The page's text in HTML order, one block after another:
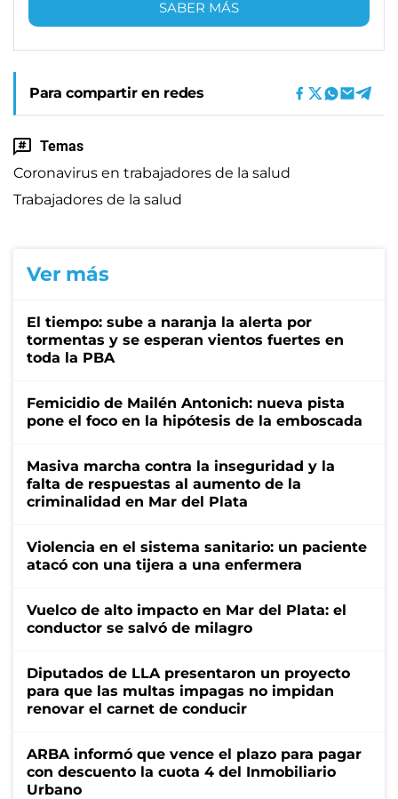
SABER MÁS
Para compartir en redes
Temas
Coronavirus en trabajadores de la salud
Trabajadores de la salud
Ver más
El tiempo: sube a naranja la alerta por
tormentas y se esperan vientos fuertes en
toda la PBA
Femicidio de Mailén Antonich: nueva pista
pone el foco en la hipótesis de la emboscada
Masiva marcha contra la inseguridad y la
falta de respuestas al aumento de la
criminalidad en Mar del Plata
Violencia en el sistema sanitario: un paciente
atacó con una tijera a una enfermera
Vuelco de alto impacto en Mar del Plata: el
conductor se salvó de milagro
Diputados de LLA presentaron un proyecto
para que las multas impagas no impidan
renovar el carnet de conducir
ARBA informó que vence el plazo para pagar
con descuento la cuota 4 del Inmobiliario
Urbano